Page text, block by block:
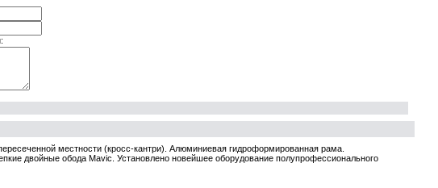
местности (кросс-кантри). Алюминиевая гидроформированная рама.
двойные обода Mavic. Установлено новейшее оборудование полупрофессионального